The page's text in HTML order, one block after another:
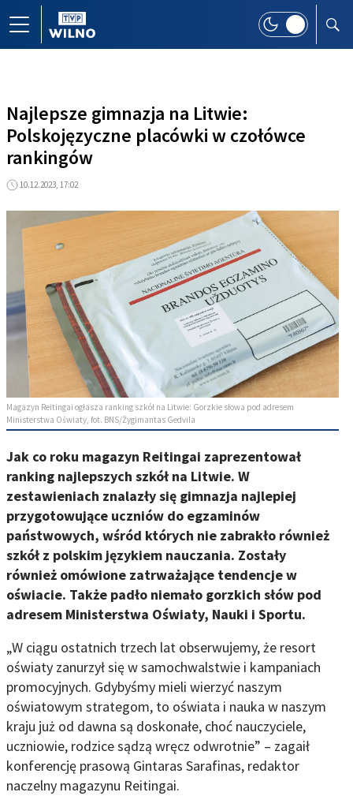
Najlepsze gimnazja na Litwie:
Polskojęzyczne placówki w czołówce
rankingów
10.12.2023, 17:02
Magazyn Reitingai ogłasza ranking szkół na Litwie: Gorzkie słowa pod adresem
Ministerstwa Oświaty, fot. BNS/Žygimantas Gedvila
Jak co roku magazyn Reitingai zaprezentował
ranking najlepszych szkół na Litwie. W
zestawieniach znalazły się gimnazja najlepiej
przygotowujące uczniów do egzaminów
państwowych, wśród których nie zabrakło również
szkół z polskim językiem nauczania. Zostały
również omówione zatrważające tendencje w
oświacie. Także padło niemało gorzkich słów pod
adresem Ministerstwa Oświaty, Nauki i Sportu.
„W ciągu ostatnich trzech lat obserwujemy, że resort
oświaty zanurzył się w samochwalstwie i kampaniach
promocyjnych. Gdybyśmy mieli wierzyć naszym
oświatowym strategom, to oświata i nauka w naszym
kraju już od dawna są doskonałe, choć nauczyciele,
uczniowie, rodzice sądzą wręcz odwrotnie” – zagaił
konferencję prasową Gintaras Sarafinas, redaktor
naczelny magazynu Reitingai.